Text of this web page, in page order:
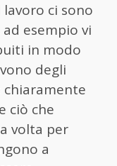
ci sono
esempio vi
in modo
degli
ciò che
volta per
a